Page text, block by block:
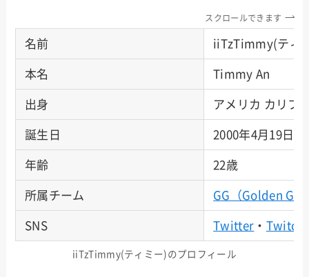
スクロールできます
名前 iiTzTimmy(ティ
本名 Timmy An
出身 アメリカ カリフ
誕生日 2000年4月19日
年齢 22歳
所属チーム GG（Golden
SNS Twitter ・ Twitch
iiTzTimmy(ティミー)のプロフィール